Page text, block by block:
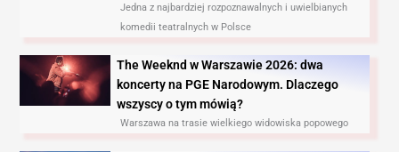
Jedna z najbardziej rozpoznawalnych i uwielbianych
komedii teatralnych w Polsce
The Weeknd w Warszawie 2026: dwa
koncerty na PGE Narodowym. Dlaczego
wszyscy o tym mówią?
Warszawa na trasie wielkiego widowiska popowego